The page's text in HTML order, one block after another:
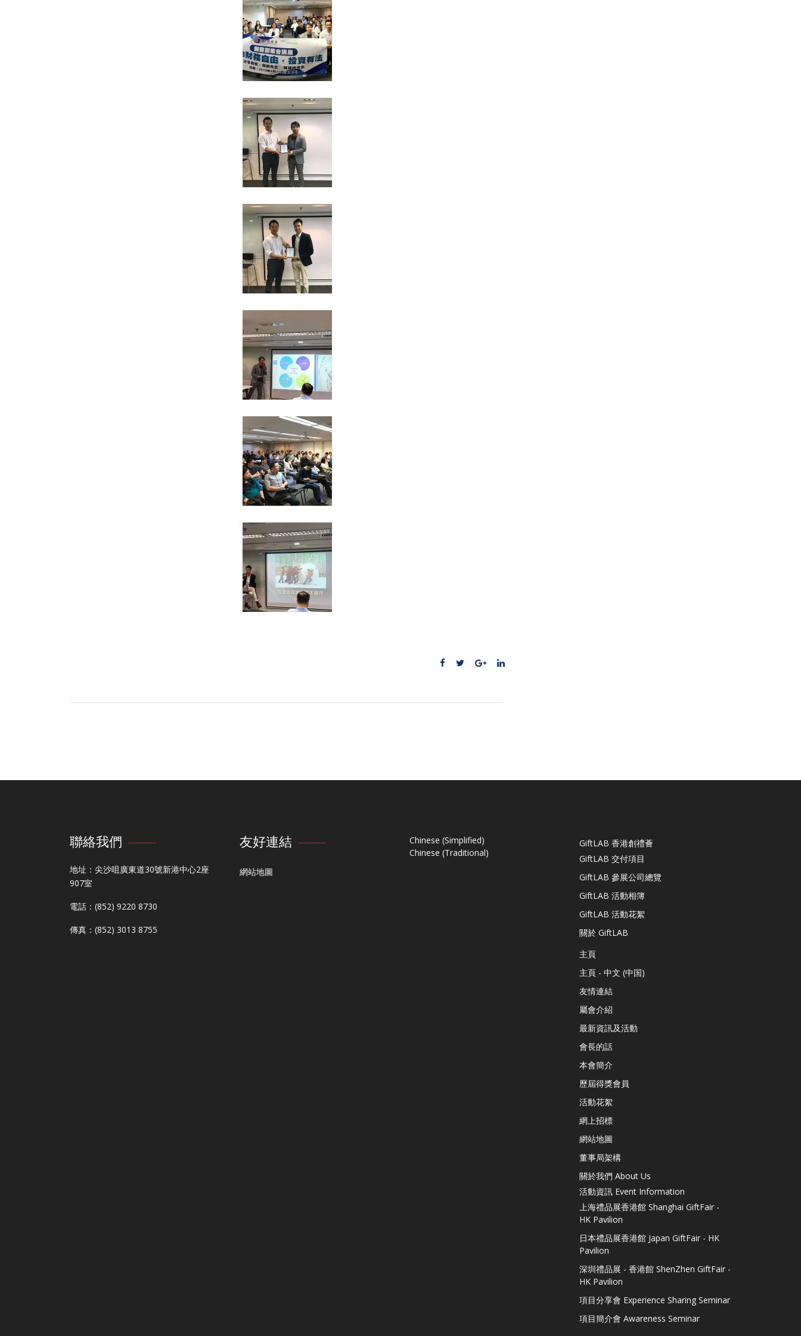
聯絡我們
地址：尖沙咀廣東道30號新港中心2座
907室
電話：(852) 9220 8730
傳真：(852) 3013 8755
友好連結
網站地圖
Chinese (Simplified)
Chinese (Traditional)
GiftLAB 香港創禮薈
GiftLAB 交付項目
GiftLAB 參展公司總覽
GiftLAB 活動相簿
GiftLAB 活動花絮
關於 GiftLAB
主頁
主頁 - 中文 (中国)
友情連結
屬會介紹
最新資訊及活動
會長的話
本會簡介
歷屆得獎會員
活動花絮
網上招標
網站地圖
董事局架構
關於我們 About Us
活動資訊 Event Information
上海禮品展香港館 Shanghai GiftFair -
HK Pavilion
日本禮品展香港館 Japan GiftFair - HK
Pavilion
深圳禮品展 - 香港館 ShenZhen GiftFair -
HK Pavilion
項目分享會 Experience Sharing Seminar
項目簡介會 Awareness Seminar